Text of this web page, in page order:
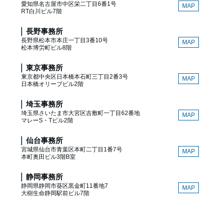
愛知県名古屋市中区栄二丁目6番1号
RT白川ビル7階
MAP
長野事務所
長野県松本市本庄一丁目3番10号
松本博労町ビル8階
MAP
東京事務所
東京都中央区日本橋本石町三丁目2番3号
日本橋オリーブビル2階
MAP
埼玉事務所
埼玉県さいたま市大宮区吉敷町一丁目62番地
マレーS・Tビル2階
MAP
仙台事務所
宮城県仙台市青葉区本町二丁目1番7号
本町奥田ビル3階B室
MAP
静岡事務所
静岡県静岡市葵区黒金町11番地7
大樹生命静岡駅前ビル7階
MAP